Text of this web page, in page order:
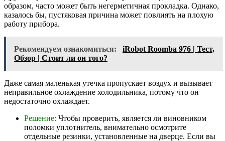
образом, часто может быть негерметичная прокладка. Однако,
казалось бы, пустяковая причина может повлиять на плохую
работу прибора.
Рекомендуем ознакомиться:
iRobot Roomba 976 | Тест,
Обзор | Стоит ли он того?
Даже самая маленькая утечка пропускает воздух и вызывает
неправильное охлаждение холодильника, потому что он
недостаточно охлаждает.
Решение: Чтобы проверить, является ли виновником
поломки уплотнитель, внимательно осмотрите
отдельные резинки, установленные на дверце. Если вы